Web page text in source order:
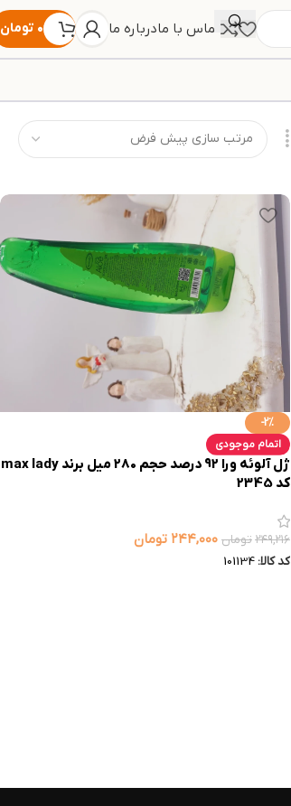
تماس با مادرباره ما ۰ تومان
-2%
اتمام موجودی
ژل آلوئه ورا 92 درصد حجم 280 میل برند max lady
کد 2345
۲۴۹,۲۱۶ تومان ۲۴۴,۰۰۰ تومان
کد کالا: 101134